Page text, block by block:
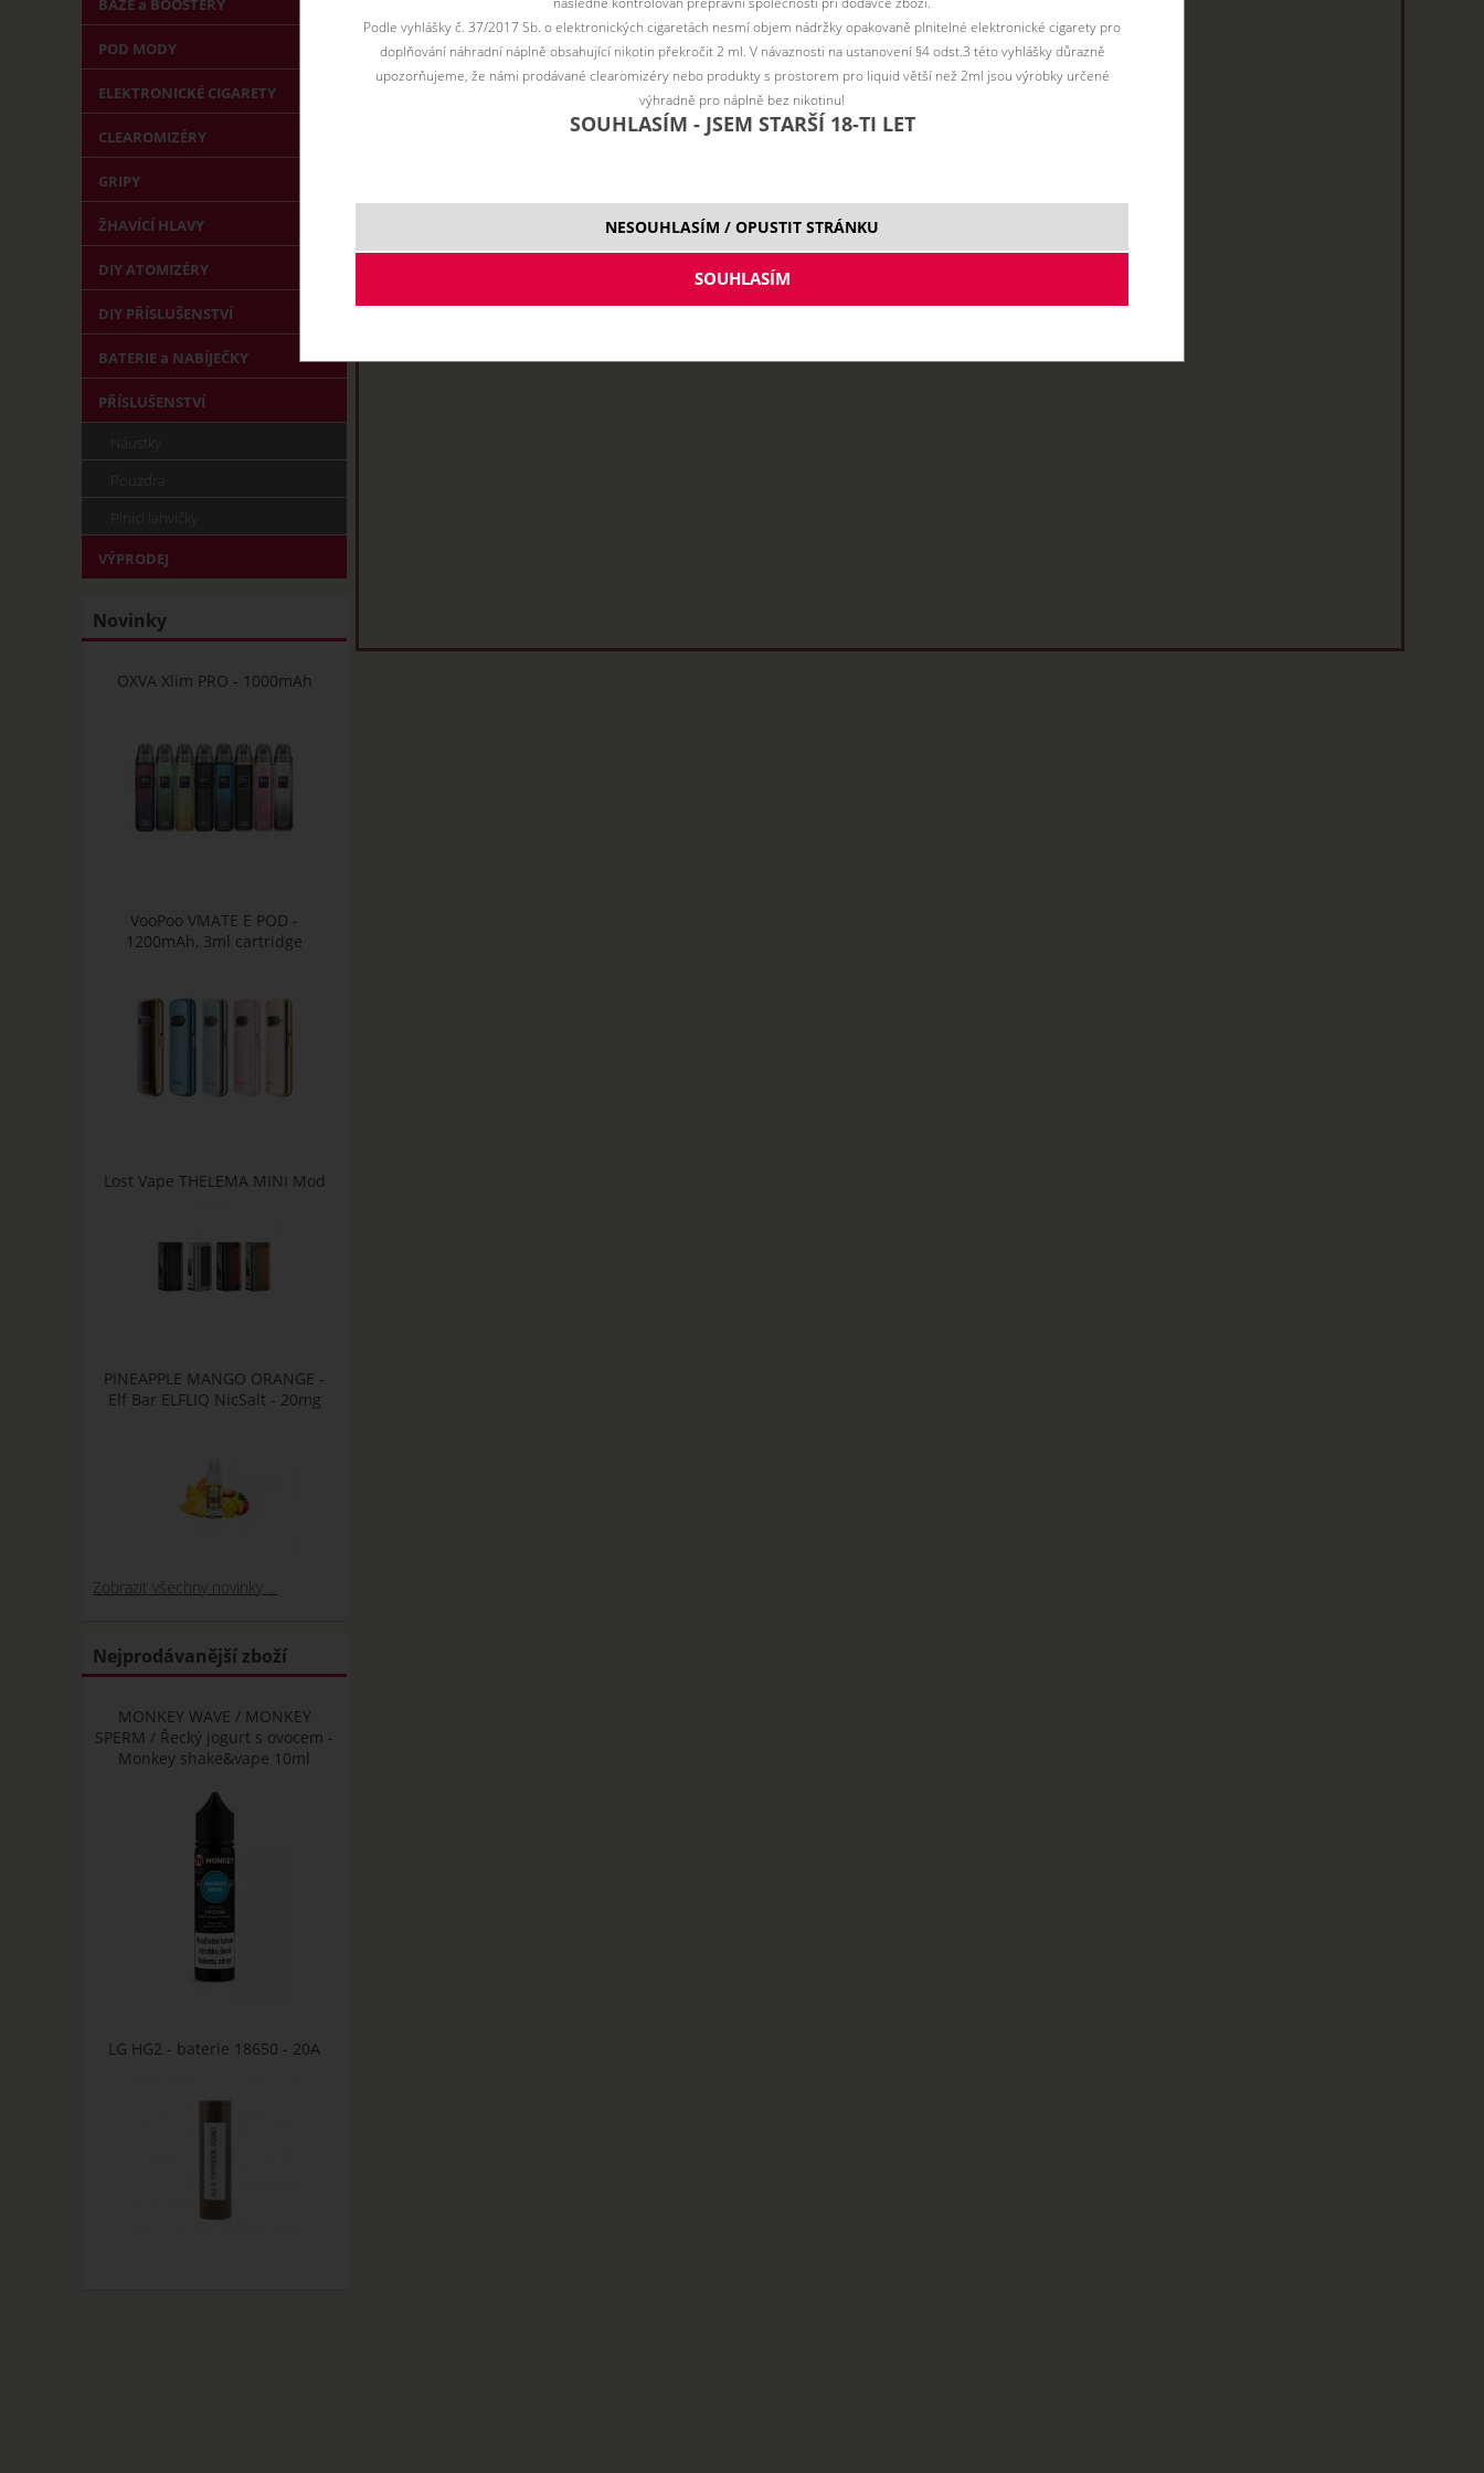
BÁZE a BOOSTERY
POD MODY
ELEKTRONICKÉ CIGARETY
CLEAROMIZÉRY
GRIPY
ŽHAVÍCÍ HLAVY
DIY ATOMIZÉRY
DIY PŘÍSLUŠENSTVÍ
BATERIE a NABÍJEČKY
PŘÍSLUŠENSTVÍ
Náustky
VÝPRODEJ
Novinky
OXVA Xlim PRO - 1000mAh
VooPoo VMATE E POD -
1200mAh, 3ml cartridge
Lost Vape THELEMA MINI Mod
PINEAPPLE MANGO ORANGE -
Elf Bar ELFLIQ NicSalt - 20mg
Zobrazit všechny novinky ...
Nejprodávanější zboží
MONKEY WAVE / MONKEY
SPERM / Řecký jogurt s ovocem -
Monkey shake&vape 10ml
LG HG2 - baterie 18650 - 20A
Podle vyhlášky č. 37/2017 Sb. o elektronických cigaretách nesmí objem nádržky opakovaně plnitelné elektronické cigarety pro
doplňování náhradní náplně obsahující nikotin překročit 2 ml. V návaznosti na ustanovení §4 odst.3 této vyhlášky důrazně
upozorňujeme, že námi prodávané clearomizéry nebo produkty s prostorem pro liquid větší než 2ml jsou výrobky určené
výhradně pro náplně bez nikotinu!
SOUHLASÍM - JSEM STARŠÍ 18-TI LET
NESOUHLASÍM / OPUSTIT STRÁNKU